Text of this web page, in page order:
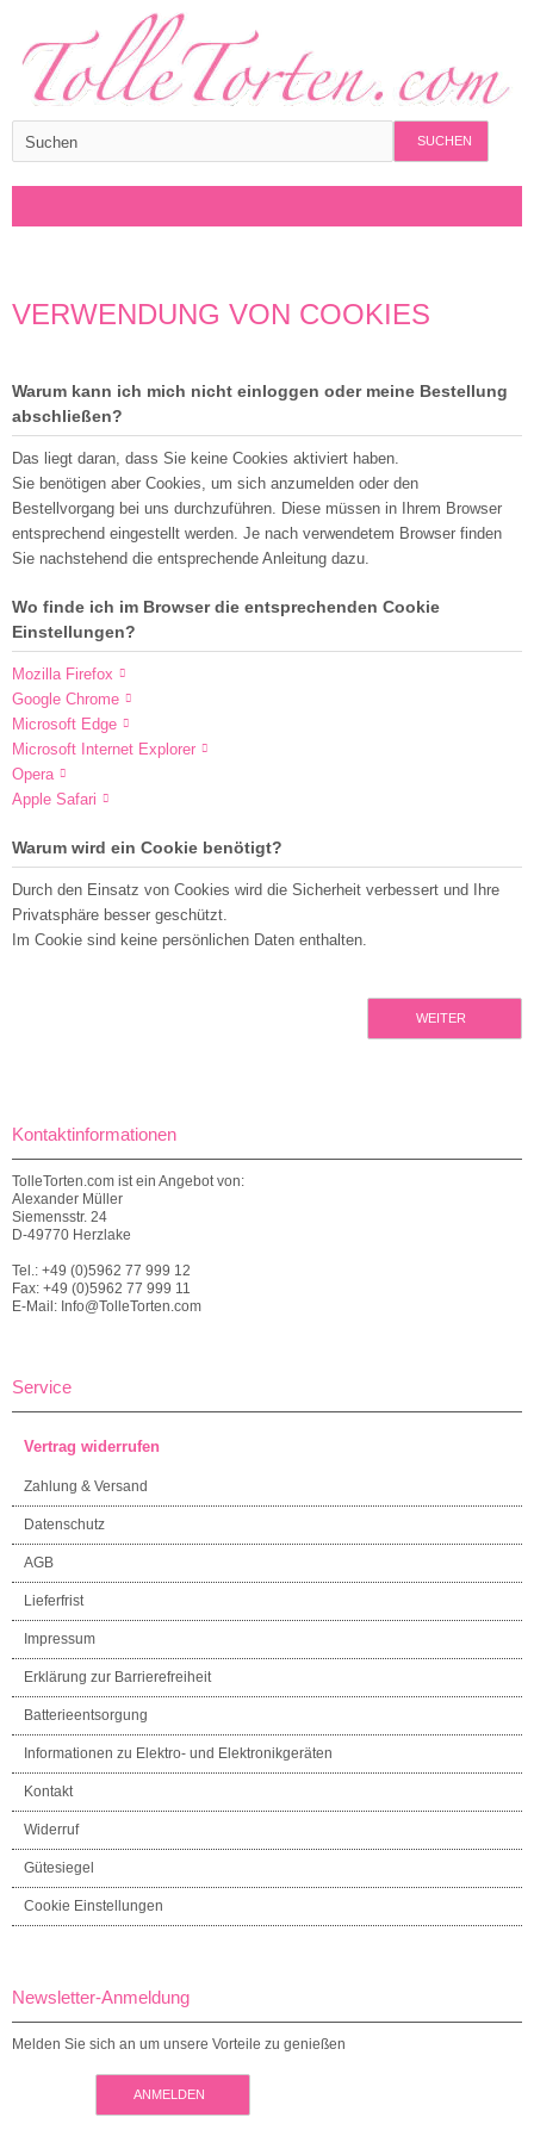
SUCHEN
VERWENDUNG VON COOKIES
Warum kann ich mich nicht einloggen oder meine Bestellung
abschließen?
Das liegt daran, dass Sie keine Cookies aktiviert haben.
Sie benötigen aber Cookies, um sich anzumelden oder den
Bestellvorgang bei uns durchzuführen. Diese müssen in Ihrem Browser
entsprechend eingestellt werden. Je nach verwendetem Browser finden
Sie nachstehend die entsprechende Anleitung dazu.
Wo finde ich im Browser die entsprechenden Cookie
Einstellungen?
Mozilla Firefox
Google Chrome
Microsoft Edge
Microsoft Internet Explorer
Opera
Apple Safari
Warum wird ein Cookie benötigt?
Durch den Einsatz von Cookies wird die Sicherheit verbessert und Ihre
Privatsphäre besser geschützt.
Im Cookie sind keine persönlichen Daten enthalten.
WEITER
Kontaktinformationen
TolleTorten.com ist ein Angebot von:
Alexander Müller
Siemensstr. 24
D-49770 Herzlake
Tel.: +49 (0)5962 77 999 12
Fax: +49 (0)5962 77 999 11
E-Mail: Info@TolleTorten.com
Service
Vertrag widerrufen
Zahlung & Versand
Datenschutz
AGB
Lieferfrist
Impressum
Erklärung zur Barrierefreiheit
Batterieentsorgung
Informationen zu Elektro- und Elektronikgeräten
Kontakt
Widerruf
Gütesiegel
Cookie Einstellungen
Newsletter-Anmeldung
Melden Sie sich an um unsere Vorteile zu genießen
ANMELDEN